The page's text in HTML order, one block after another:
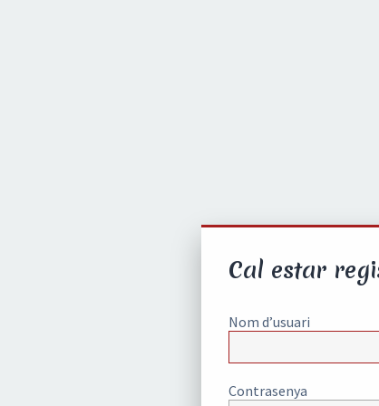
Cal estar
Nom d’usuari
Contrasenya